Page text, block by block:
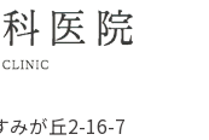
が丘2-16-7